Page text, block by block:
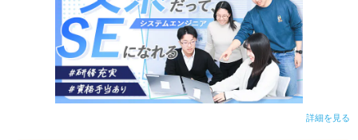
あなたに合う仕事を診断！ 動画で対策講座をチェック
就活ニュースペーパー
就活時事ニュースを更新
よくある質問
不明点があればこちら
詳細を見る